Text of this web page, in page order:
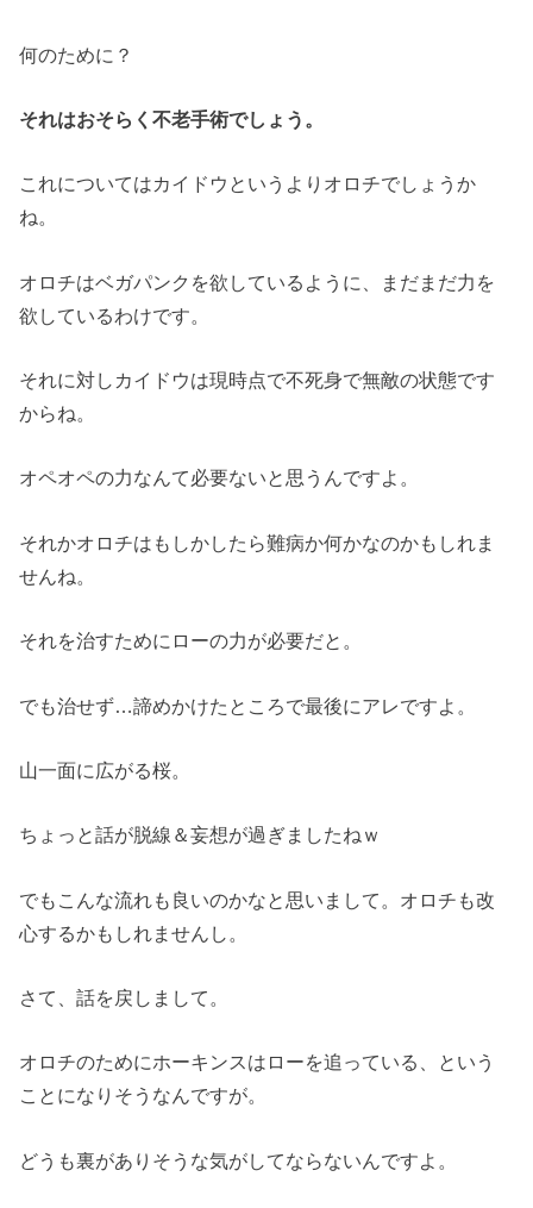
何のために？
それはおそらく不老手術でしょう。
これについてはカイドウというよりオロチでしょうか
ね。
オロチはベガパンクを欲しているように、まだまだ力を
欲しているわけです。
それに対しカイドウは現時点で不死身で無敵の状態です
からね。
オペオペの力なんて必要ないと思うんですよ。
それかオロチはもしかしたら難病か何かなのかもしれま
せんね。
それを治すためにローの力が必要だと。
でも治せず…諦めかけたところで最後にアレですよ。
山一面に広がる桜。
ちょっと話が脱線＆妄想が過ぎましたねｗ
でもこんな流れも良いのかなと思いまして。オロチも改
心するかもしれませんし。
さて、話を戻しまして。
オロチのためにホーキンスはローを追っている、という
ことになりそうなんですが。
どうも裏がありそうな気がしてならないんですよ。